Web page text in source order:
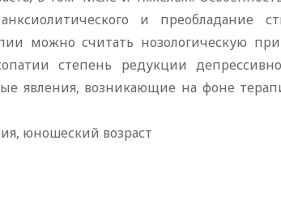
анксиолитического и
можно считать нозологическую
степень редукции
явления, возникающие на фоне
юношеский возраст